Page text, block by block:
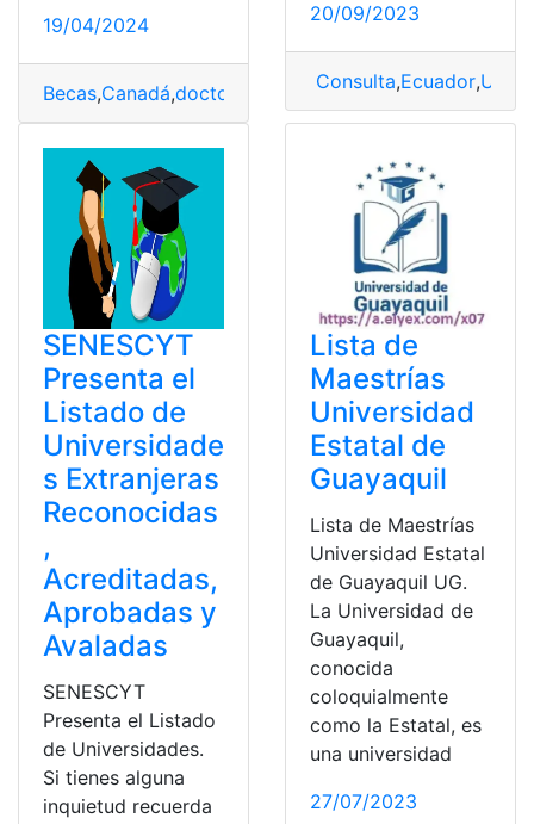
19/04/2024
Becas,Canadá,doctorados Estudiar,Maestrías,postular
20/09/2023
Consulta,Ecuador,
SENESCYT
Presenta el
Listado de
Universidade
s Extranjeras
Reconocidas
,
Acreditadas,
Aprobadas y
Avaladas
SENESCYT
Presenta el Listado
de Universidades.
Si tienes alguna
inquietud recuerda
Lista de
Maestrías
Universidad
Estatal de
Guayaquil
Lista de Maestrías
Universidad Estatal
de Guayaquil UG.
La Universidad de
Guayaquil,
conocida
coloquialmente
como la Estatal, es
una universidad
27/07/2023